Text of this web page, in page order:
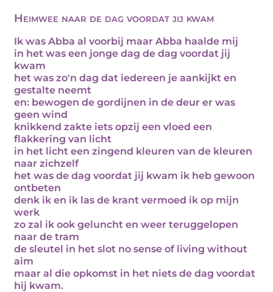
Heimwee naar de dag voordat jij kwam
Ik was Abba al voorbij maar Abba haalde mij
in het was een jonge dag de dag voordat jij
kwam
het was zo'n dag dat iedereen je aankijkt en
gestalte neemt
en: bewogen de gordijnen in de deur er was
geen wind
knikkend zakte iets opzij een vloed een
flakkering van licht
in het licht een zingend kleuren van de kleuren
naar zichzelf
het was de dag voordat jij kwam ik heb gewoon
ontbeten
denk ik en ik las de krant vermoed ik op mijn
werk
zo zal ik ook geluncht en weer teruggelopen
naar de tram
de sleutel in het slot no sense of living without
aim
maar al die opkomst in het niets de dag voordat
hij kwam.